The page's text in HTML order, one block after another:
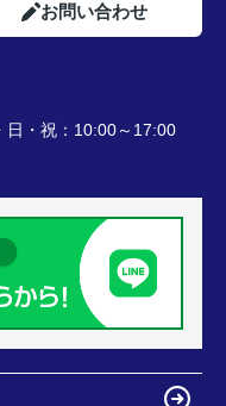
お問い合わせ
・祝：10:00～17:00